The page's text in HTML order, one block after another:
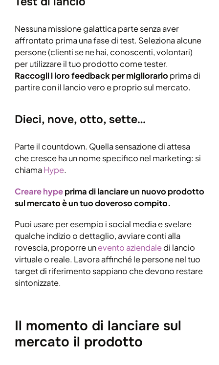
Nessuna missione galattica parte senza aver
affrontato prima una fase di test. Seleziona alcune
persone (clienti se ne hai, conoscenti, volontari)
per utilizzare il tuo prodotto come tester.
Raccogli i loro feedback per migliorarlo prima di
partire con il lancio vero e proprio sul mercato.
Dieci, nove, otto, sette…
Parte il countdown. Quella sensazione di attesa
che cresce ha un nome specifico nel marketing: si
chiamaHype.
Creare hypeprima di lanciare un nuovo prodotto
sul mercato è un tuo doveroso compito.
Puoi usare per esempio i social media e svelare
qualche indizio o dettaglio, avviare conti alla
rovescia, proporre unevento aziendaledi lancio
virtuale o reale. Lavora affinché le persone nel tuo
target di riferimento sappiano che devono restare
sintonizzate.
Il momento di lanciare sul
mercato il prodotto